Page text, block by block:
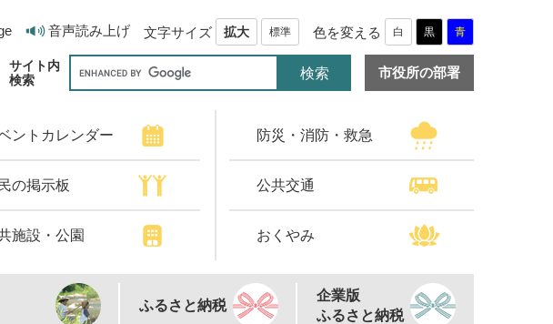
音声読み上げ 文字サイズ 拡大 標準 色を変える 白 黒 青
サイト内
検索
市役所の部署
ントカレンダー 防災・消防・救急
の掲示板 公共交通
施設・公園 おくやみ
ふるさと納税
企業版
ふるさと納税